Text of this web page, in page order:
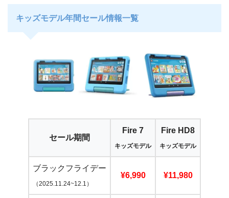
キッズモデル年間セール情報一覧
セール期間
Fire 7
キッズモデル
Fire HD8
キッズモデル
ブラックフライデー
（2025.11.24~12.1）
¥6,990 ¥11,980